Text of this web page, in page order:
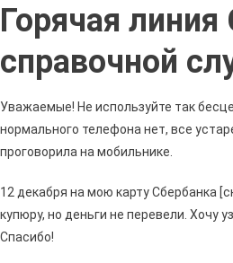
Горячая
справочной
Уважаемые! Не используйте так
нормального телефона нет, все
проговорила на мобильнике.
12 декабря на мою карту Сбербанка
купюру, но деньги не перевели. Хочу
Спасибо!